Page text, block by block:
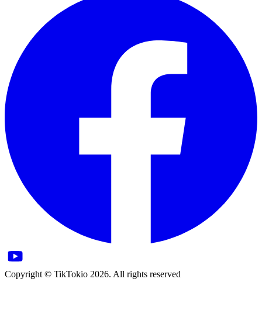
Copyright © TikTokio 2026. All rights reserved